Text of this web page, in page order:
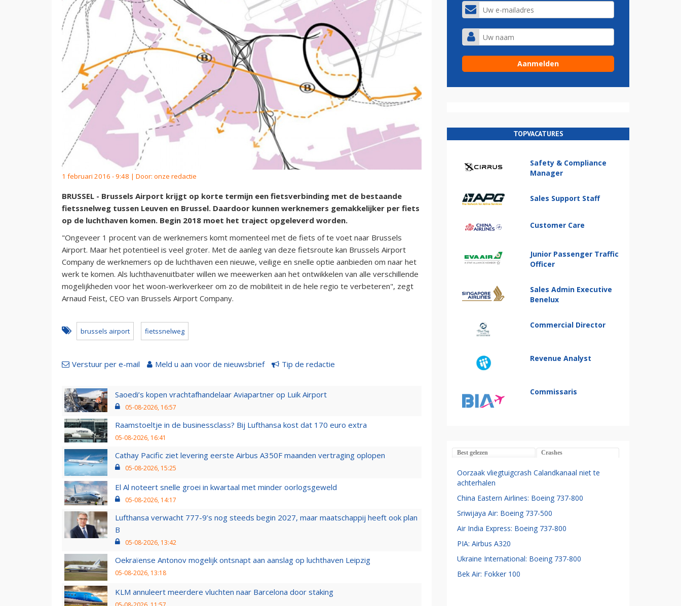
1 februari 2016 - 9:48 | Door: onze redactie
BRUSSEL - Brussels Airport krijgt op korte termijn een fietsverbinding met de bestaande
fietssnelweg tussen Leuven en Brussel. Daardoor kunnen werknemers gemakkelijker per fiets
op de luchthaven komen. Begin 2018 moet het traject opgeleverd worden.
"Ongeveer 1 procent van de werknemers komt momenteel met de fiets of te voet naar Brussels
Airport. Maar het potentieel is veel groter. Met de aanleg van deze fietsroute kan Brussels Airport
Company de werknemers op de luchthaven een nieuwe, veilige en snelle optie aanbieden om naar het
werk te komen. Als luchthavenuitbater willen we meewerken aan het ontwikkelen van alle verschillende
mogelijkheden voor het woon-werkverkeer om zo de mobiliteit in de hele regio te verbeteren", zegt
Arnaud Feist, CEO van Brussels Airport Company.
brussels airport fietssnelweg
Verstuur per e-mail Meld u aan voor de nieuwsbrief Tip de redactie
Saoedi’s kopen vrachtafhandelaar Aviapartner op Luik Airport
05-08-2026, 16:57
Raamstoeltje in de businessclass? Bij Lufthansa kost dat 170 euro extra
05-08-2026, 16:41
Cathay Pacific ziet levering eerste Airbus A350F maanden vertraging oplopen
05-08-2026, 15:25
El Al noteert snelle groei in kwartaal met minder oorlogsgeweld
05-08-2026, 14:17
Lufthansa verwacht 777-9’s nog steeds begin 2027, maar maatschappij heeft ook plan
B
05-08-2026, 13:42
Oekraïense Antonov mogelijk ontsnapt aan aanslag op luchthaven Leipzig
05-08-2026, 13:18
KLM annuleert meerdere vluchten naar Barcelona door staking
TOPVACATURES
Safety & Compliance
Manager
Sales Support Staff
Customer Care
Junior Passenger Traffic
Officer
Sales Admin Executive
Benelux
Commercial Director
Revenue Analyst
Commissaris
Best gelezen Crashes
Oorzaak vliegtuigcrash Calandkanaal niet te
achterhalen
China Eastern Airlines: Boeing 737-800
Sriwijaya Air: Boeing 737-500
Air India Express: Boeing 737-800
PIA: Airbus A320
Ukraine International: Boeing 737-800
Bek Air: Fokker 100